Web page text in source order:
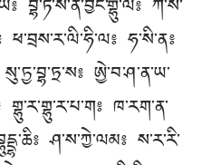
བྷི་ཏ་ས་ན་བྱང་གྷུ་ལི༔ ཀེ་ས་
ཕ་བྲས་ར་ལི་ཧི་ལ༔ ཧ་སི་ན༔
ཨྱེ་བ་ཤ་ན་ཡ་
ཁ་རག་ན་
ཤ་ས་ཀྱེ་ལམ༔ ས་ར་རི་